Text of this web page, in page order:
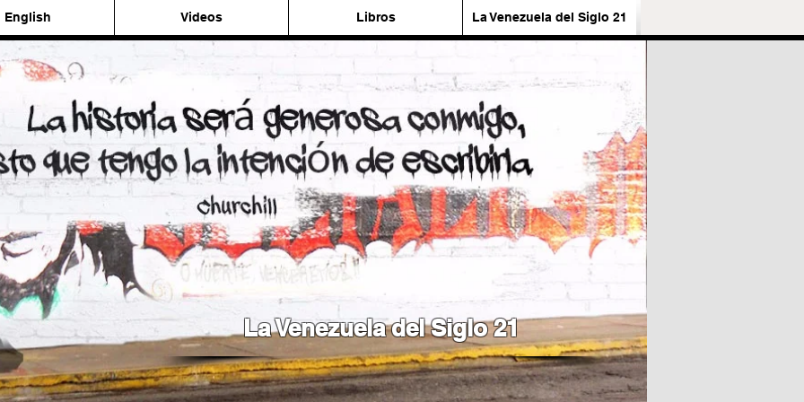
English Videos Libros La Venezuela del Siglo 21
La Venezuela del Siglo 21